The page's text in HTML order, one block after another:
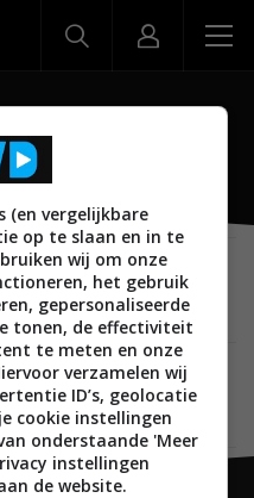
660S2
25 FEBRUARI 2023
660S2 – Moderne
headfi-klassieker
08 FEBRUARI 2023
HD 660S2 zet in op meer
(en vergelijkbare
op te slaan en in te
wij om onze
het gebruik
gepersonaliseerde
tonen, de effectiviteit
te meten en onze
verzamelen wij
ID’s, geolocatie
cookie instellingen
onderstaande 'Meer
instellingen
de website.